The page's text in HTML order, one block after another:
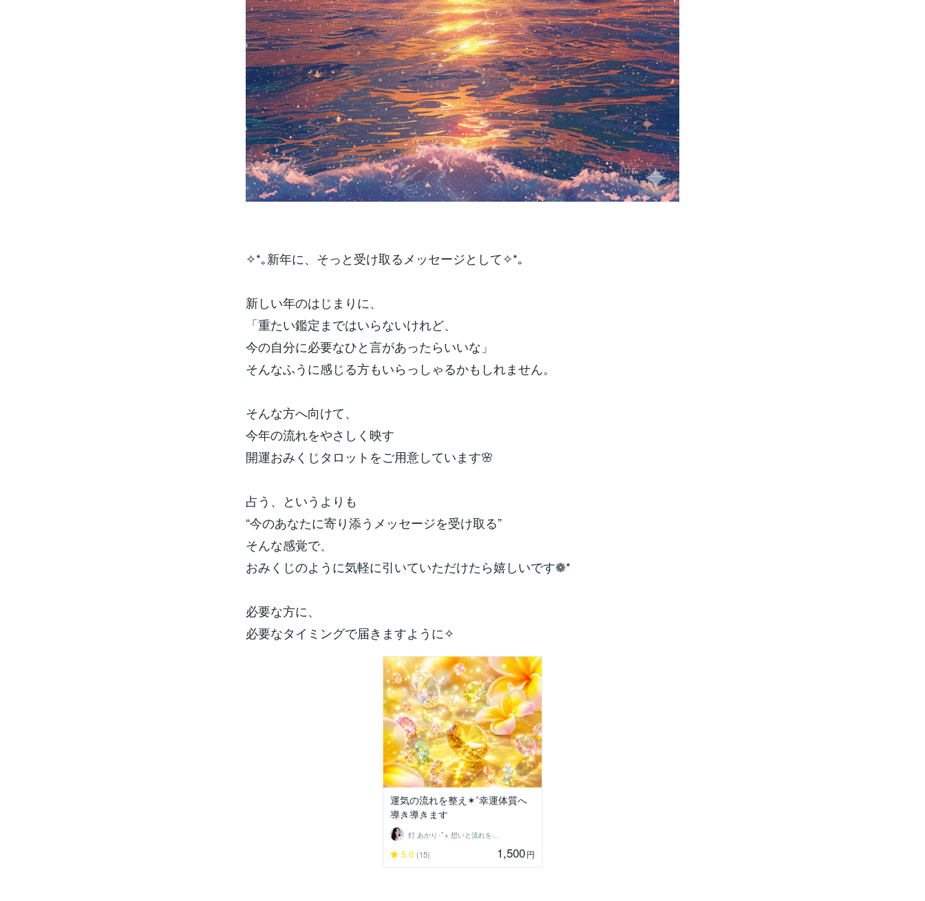
✧*｡新年に、そっと受け取るメッセージとして✧*｡
新しい年のはじまりに、
「重たい鑑定まではいらないけれど、
今の自分に必要なひと言があったらいいな」
そんなふうに感じる方もいらっしゃるかもしれません。
そんな方へ向けて、
今年の流れをやさしく映す
開運おみくじタロットをご用意しています🌸
占う、というよりも
“今のあなたに寄り添うメッセージを受け取る”
そんな感覚で、
おみくじのように気軽に引いていただけたら嬉しいです❁*
必要な方に、
必要なタイミングで届きますように✧
運気の流れを整え✶˚幸運体質へ
導き導きます
灯 あかり･ﾟ⋆ 想いと流れを結ぶ鑑定士
5.0 (15) 1,500円